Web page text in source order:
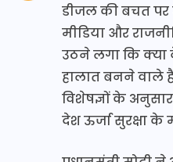
डीजल की बचत पर
मीडिया और
उठने लगा कि
हालात बनने वाले
विशेषज्ञों के
देश ऊर्जा सुरक्षा